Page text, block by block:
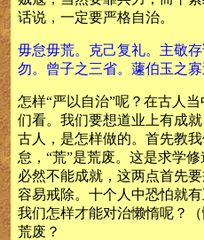
话说，一定要严格自治。
毋怠毋荒。克己复礼。主敬
勿。曾子之三省。蘧伯玉之寡
怎样“严以自治”呢？在古人
们看。我们要想道业上有成
古人，是怎样做的。首先教我
怠，“荒”是荒废。这是求学
必然不能成就，这两点首先
容易戒除。十个人中恐怕就
我们怎样才能对治懒惰呢？
荒废？